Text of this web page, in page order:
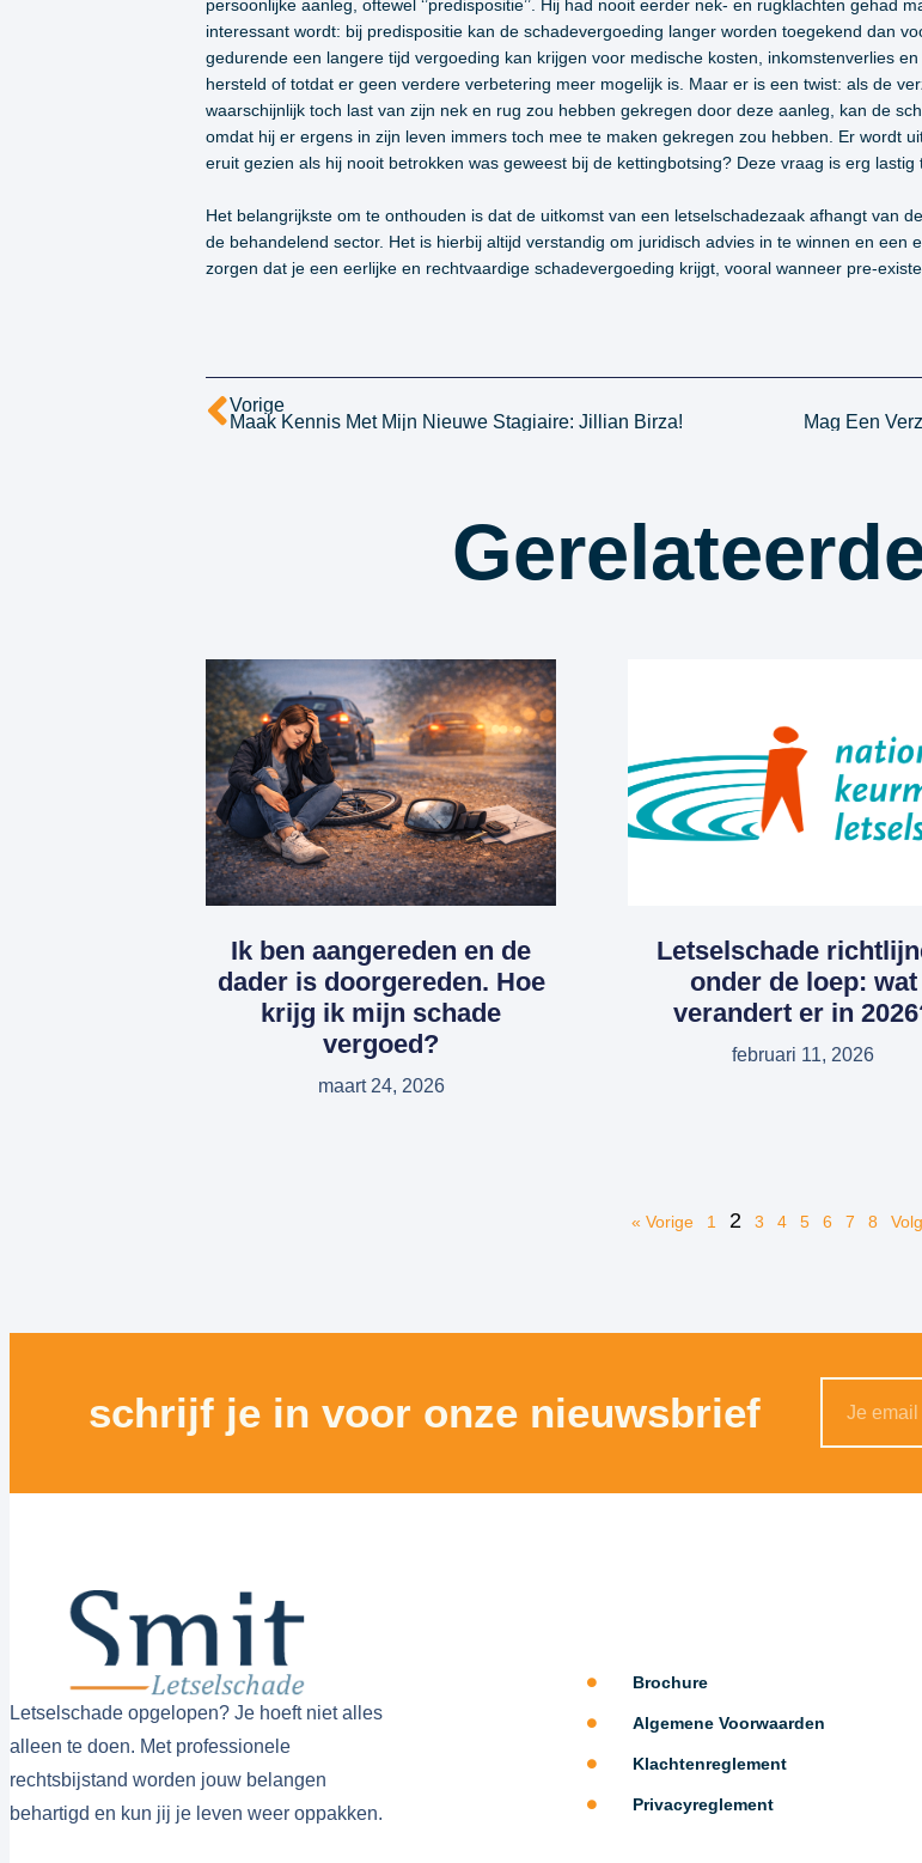
persoonlijke aanleg, oftewel ‘’predispositie’’. Hij had nooit eerder nek- en rugklachten
interessant wordt: bij predispositie kan de schadevergoeding langer worden toegekend dan
gedurende een langere tijd vergoeding kan krijgen voor medische kosten, inkomstenverlies
hersteld of totdat er geen verdere verbetering meer mogelijk is. Maar er is een twist: als de
waarschijnlijk toch last van zijn nek en rug zou hebben gekregen door deze aanleg, kan de
omdat hij er ergens in zijn leven immers toch mee te maken gekregen zou hebben. Er wordt
eruit gezien als hij nooit betrokken was geweest bij de kettingbotsing? Deze vraag is erg
Het belangrijkste om te onthouden is dat de uitkomst van een letselschadezaak afhangt van
de behandelend sector. Het is hierbij altijd verstandig om juridisch advies in te winnen en
zorgen dat je een eerlijke en rechtvaardige schadevergoeding krijgt, vooral wanneer pre-
Vorige
Maak Kennis Met Mijn Nieuwe Stagiaire: Jillian Birza!
Ik ben aangereden en de
dader is doorgereden. Hoe
krijg ik mijn schade
vergoed?
maart 24, 2026
Letselschade
onder de loep: wat
verandert er in
februari 11, 2026
« Vorige 1 2 3 4 5 6 7 8
schrijf je in voor onze nieuwsbrief
Letselschade opgelopen? Je hoeft niet alles
alleen te doen. Met professionele
rechtsbijstand worden jouw belangen
behartigd en kun jij je leven weer oppakken.
Brochure
Algemene Voorwaarden
Klachtenreglement
Privacyreglement